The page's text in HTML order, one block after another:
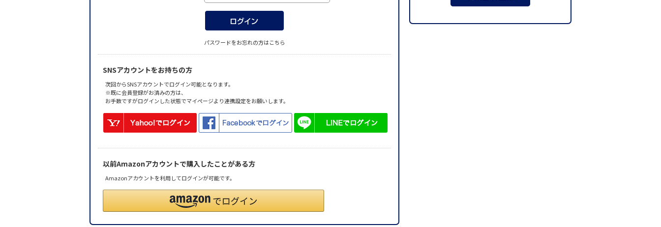
パスワードをお忘れの方はこちら
SNSアカウントをお持ちの方
次回からSNSアカウントでログイン可能となります。
※既に会員登録がお済みの方は、
お手数ですがログインした状態でマイページより連携設定をお願いします。
以前Amazonアカウントで購入したことがある方
Amazonアカウントを利用してログインが可能です。